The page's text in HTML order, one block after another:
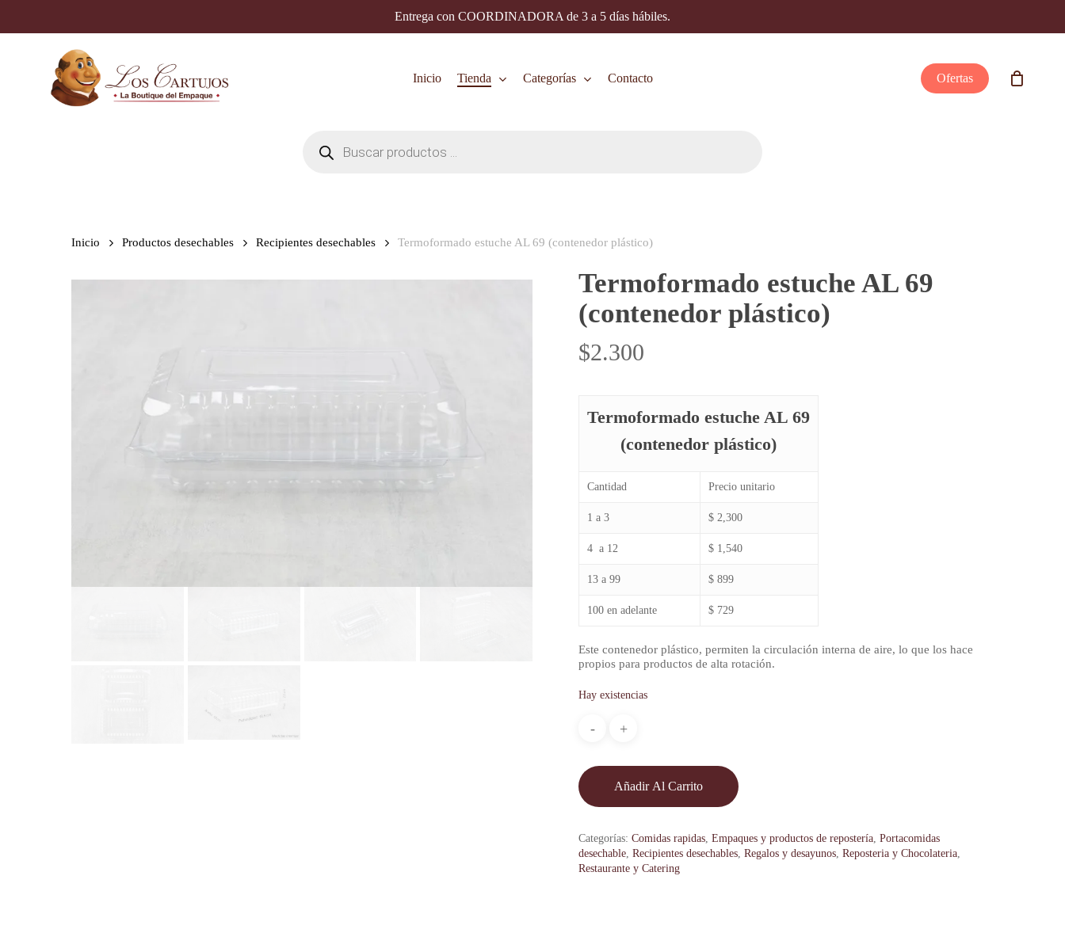
main
Entrega con COORDINADORA de 3 a 5 días hábiles.
Inicio Tienda Categorías Contacto Ofertas
productos
Inicio Productos desechables Recipientes desechables Termoformado estuche AL 69 (contenedor plástico)
Termoformado estuche AL 69
(contenedor plástico)
$2.300
Termoformado estuche AL 69
(contenedor plástico)
Cantidad Precio unitario
1 a 3 $ 2,300
4 a 12 $ 1,540
13 a 99 $ 899
100 en adelante $ 729
Este contenedor plástico, permiten la circulación interna de aire, lo que los hace
propios para productos de alta rotación.
Hay existencias
Añadir Al Carrito
Categorías:Comidas rapidas,Empaques y productos de repostería,Portacomidas
desechable,Recipientes desechables,Regalos y desayunos,Reposteria y Chocolateria,
Restaurante y Catering